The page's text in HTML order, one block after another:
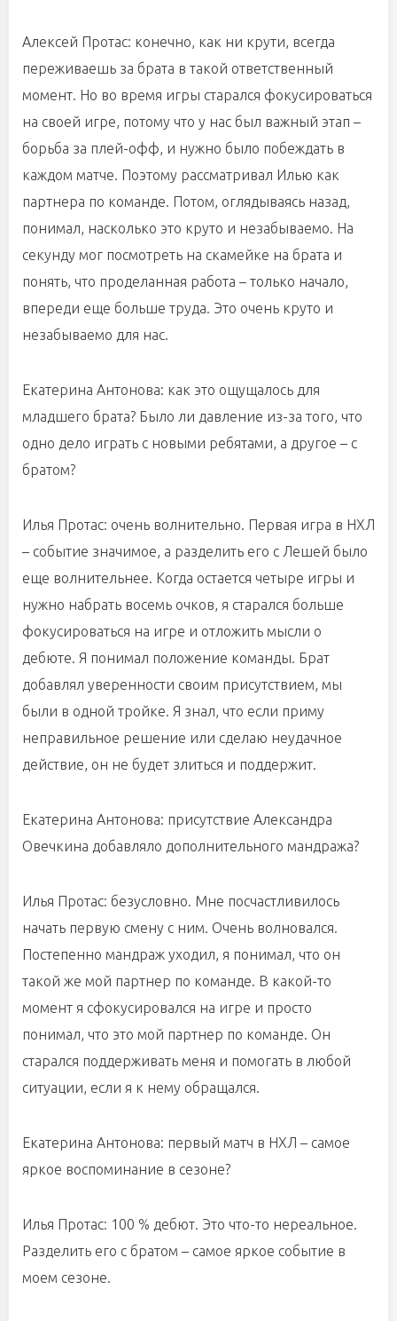
Алексей Протас: конечно, как ни крути, всегда
переживаешь за брата в такой ответственный
момент. Но во время игры старался фокусироваться
на своей игре, потому что у нас был важный этап –
борьба за плей-офф, и нужно было побеждать в
каждом матче. Поэтому рассматривал Илью как
партнера по команде. Потом, оглядываясь назад,
понимал, насколько это круто и незабываемо. На
секунду мог посмотреть на скамейке на брата и
понять, что проделанная работа – только начало,
впереди еще больше труда. Это очень круто и
незабываемо для нас.
Екатерина Антонова: как это ощущалось для
младшего брата? Было ли давление из-за того, что
одно дело играть с новыми ребятами, а другое – с
братом?
Илья Протас: очень волнительно. Первая игра в НХЛ
– событие значимое, а разделить его с Лешей было
еще волнительнее. Когда остается четыре игры и
нужно набрать восемь очков, я старался больше
фокусироваться на игре и отложить мысли о
дебюте. Я понимал положение команды. Брат
добавлял уверенности своим присутствием, мы
были в одной тройке. Я знал, что если приму
неправильное решение или сделаю неудачное
действие, он не будет злиться и поддержит.
Екатерина Антонова: присутствие Александра
Овечкина добавляло дополнительного мандража?
Илья Протас: безусловно. Мне посчастливилось
начать первую смену с ним. Очень волновался.
Постепенно мандраж уходил, я понимал, что он
такой же мой партнер по команде. В какой-то
момент я сфокусировался на игре и просто
понимал, что это мой партнер по команде. Он
старался поддерживать меня и помогать в любой
ситуации, если я к нему обращался.
Екатерина Антонова: первый матч в НХЛ – самое
яркое воспоминание в сезоне?
Илья Протас: 100 % дебют. Это что-то нереальное.
Разделить его с братом – самое яркое событие в
моем сезоне.